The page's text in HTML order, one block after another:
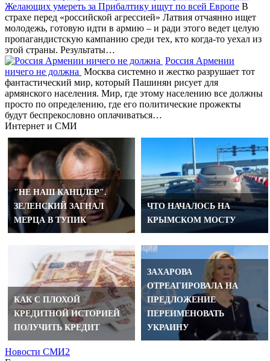
Желающих умереть за Прибалтику ищут по всей Европе В
страхе перед «российской агрессией» Латвия отчаянно ищет
молодежь, готовую идти в армию – и ради этого ведет целую
пропагандистскую кампанию среди тех, кто когда-то уехал из
этой страны. Результаты…
Россия Армении
ничего не должна Москва системно и жестко разрушает тот
фантастический мир, который Пашинян рисует для
армянского населения. Мир, где этому населению все должны
просто по определению, где его политические прожекты
будут беспрекословно оплачиваться…
Интернет и СМИ
"НЕ НАШ КАНЦЛЕР".
ЗЕЛЕНСКИЙ ЗАГНАЛ
МЕРЦА В ТУПИК
ЧТО НАЧАЛОСЬ НА
КРЫМСКОМ МОСТУ
КAК С ПЛОХОЙ
КРЕДИТНОЙ ИСТОРИЕЙ
ПОЛУЧИТЬ КРЕДИТ
ЗАХАРОВА
ОТРЕАГИРОВАЛА НА
ПРЕДЛОЖЕНИЕ
ПЕРЕИМЕНОВАТЬ
УКРАИНУ
Новости СМИ2